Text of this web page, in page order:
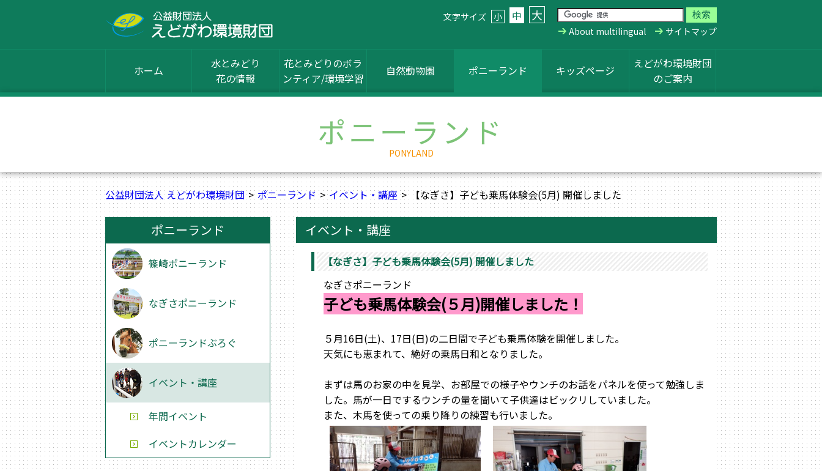
文字サイズ 小 中 大
About multilingual サイトマップ
ホーム
水とみどり
花の情報
花とみどりのボラ
ンティア/環境学習
自然動物園 ポニーランド キッズページ
えどがわ環境財団
のご案内
ポニーランド
PONYLAND
公益財団法人 えどがわ環境財団 ポニーランド イベント・講座 【なぎさ】子ども乗馬体験会(5月) 開催しました
イベント・講座
【なぎさ】子ども乗馬体験会(5月) 開催しました
なぎさポニーランド
子ども乗馬体験会(５月)開催しました！
５月16日(土)、17日(日)の二日間で子ども乗馬体験を開催しました。
天気にも恵まれて、絶好の乗馬日和となりました。
まずは馬のお家の中を見学、お部屋での様子やウンチのお話をパネルを使って勉強しま
した。馬が一日でするウンチの量を聞いて子供達はビックリしていました。
また、木馬を使っての乗り降りの練習も行いました。
ポニーランド
篠崎ポニーランド
なぎさポニーランド
ポニーランドぶろぐ
イベント・講座
年間イベント
イベントカレンダー